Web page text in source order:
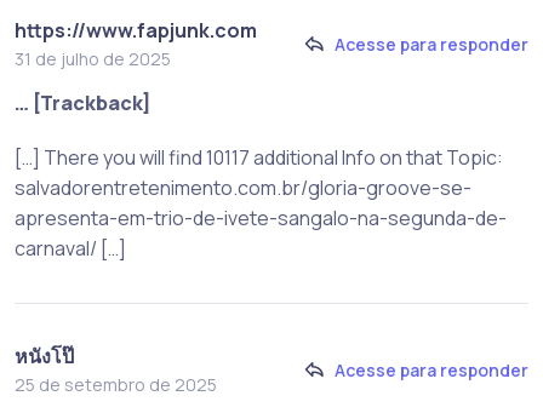
https://www.fapjunk.com
31 de julho de 2025
Acesse para responder
… [Trackback]
[…] There you will find 10117 additional Info on that Topic:
salvadorentretenimento.com.br/gloria-groove-se-
apresenta-em-trio-de-ivete-sangalo-na-segunda-de-
carnaval/ […]
หนังโป๊
25 de setembro de 2025
Acesse para responder